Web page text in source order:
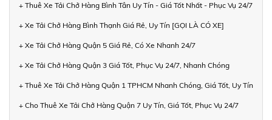
+ Thuê Xe Tải Chở Hàng Bình Tân Uy Tín - Giá Tốt Nhất - Phục Vụ 24/7
+ Xe Tải Chở Hàng Bình Thạnh Giá Rẻ, Uy Tín [GỌI LÀ CÓ XE]
+ Xe Tải Chở Hàng Quận 5 Giá Rẻ, Có Xe Nhanh 24/7
+ Xe Tải Chở Hàng Quận 3 Giá Tốt, Phục Vụ 24/7, Nhanh Chóng
+ Thuê Xe Tải Chở Hàng Quận 1 TPHCM Nhanh Chóng, Giá Tốt, Uy Tín
+ Cho Thuê Xe Tải Chở Hàng Quận 7 Uy Tín, Giá Tốt, Phục Vụ 24/7